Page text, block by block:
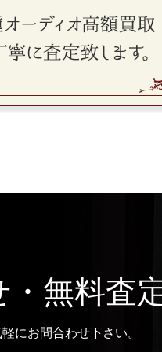
無料査
にお問合わせ下さい。